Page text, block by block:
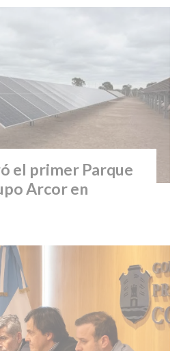
el primer Parque
Arcor en